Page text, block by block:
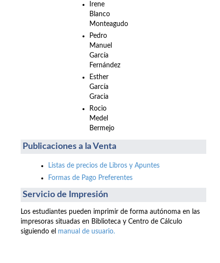
Irene
Blanco
Monteagudo
Pedro
Manuel
García
Fernández
Esther
García
Gracia
Rocio
Medel
Bermejo
Publicaciones a la Venta
Listas de precios de Libros y Apuntes
Formas de Pago Preferentes
Servicio de Impresión
Los estudiantes pueden imprimir de forma autónoma en las
impresoras situadas en Biblioteca y Centro de Cálculo
siguiendo el manual de usuario.